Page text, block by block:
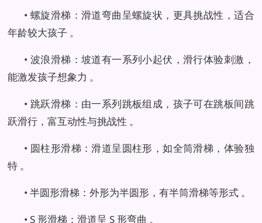
• 螺旋滑梯：滑道弯曲呈螺旋状，更具挑战性，适合
年龄较大孩子 。
• 波浪滑梯：坡道有一系列小起伏，滑行体验刺激，
能激发孩子想象力 。
• 跳跃滑梯：由一系列跳板组成，孩子可在跳板间跳
跃滑行，富互动性与挑战性 。
• 圆柱形滑梯：滑道呈圆柱形，如全筒滑梯，体验独
特 。
• 半圆形滑梯：外形为半圆形，有半筒滑梯等形式 。
• S 形滑梯：滑道呈 S 形弯曲 。